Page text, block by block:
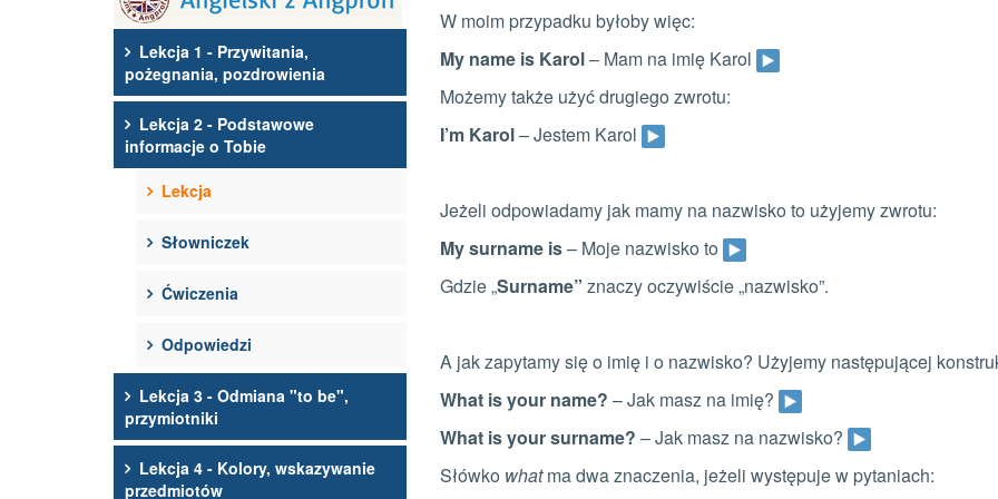
Lekcja 1 - Przywitania,
pożegnania, pozdrowienia
Lekcja 2 - Podstawowe
informacje o Tobie
Lekcja
Słowniczek
Ćwiczenia
Odpowiedzi
Lekcja 3 - Odmiana "to be",
przymiotniki
Lekcja 4 - Kolory, wskazywanie
przedmiotów
W moim przypadku byłoby więc:
My name is Karol– Mam na imię Karol
Możemy także użyć drugiego zwrotu:
I’m Karol– Jestem Karol
Jeżeli odpowiadamy jak mamy na nazwisko to użyjemy zwrotu:
My surname is– Moje nazwisko to
Gdzie „Surname” znaczy oczywiście „nazwisko”.
A jak zapytamy się o imię i o nazwisko? Użyjemy następującej
What is your name? – Jak masz na imię?
What is your surname? – Jak masz na nazwisko?
Słówko whatma dwa znaczenia, jeżeli występuje w pytaniach: